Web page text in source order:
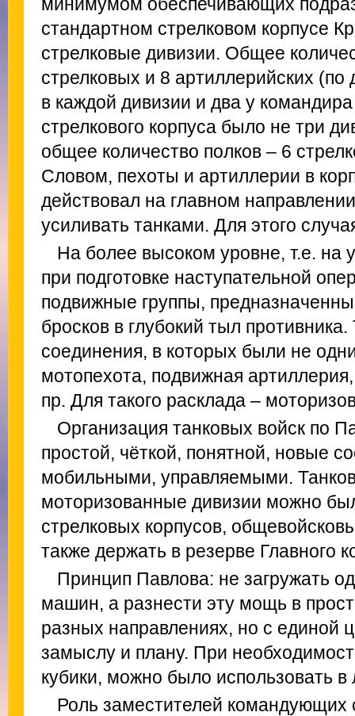
стандартном стрелковом корпусе
стрелковые дивизии. Общее
стрелковых и 8 артиллерийских (по
в каждой дивизии и два у
стрелкового корпуса было не три
общее количество полков – 6
Словом, пехоты и артиллерии в
действовал на главном
усиливать танками. Для этого
На более высоком уровне, т.е. на
при подготовке наступательной
подвижные группы,
бросков в глубокий тыл
соединения, в которых были не
мотопехота, подвижная
пр. Для такого расклада –
Организация танковых войск по
простой, чёткой, понятной, новые
мобильными, управляемыми.
моторизованные дивизии можно
стрелковых корпусов,
также держать в резерве Главного
Принцип Павлова: не загружать
машин, а разнести эту мощь в
разных направлениях, но с единой
замыслу и плану. При
кубики, можно было использовать
Роль заместителей